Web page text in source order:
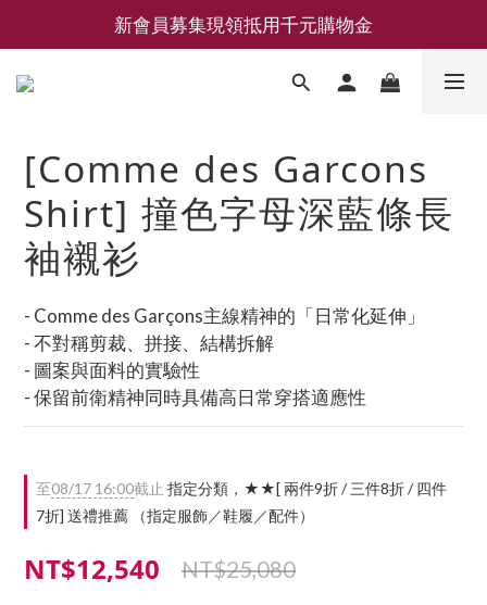
新會員募集現領抵用千元購物金
新會員募集現領抵用千元購物金
LEMAIRE 經典可頌包 NEW ARRIVAL
新會員募集現領抵用千元購物金
[Comme des Garcons
Shirt] 撞色字母深藍條長
袖襯衫
- Comme des Garçons主線精神的「日常化延伸」
- 不對稱剪裁、拼接、結構拆解
- 圖案與面料的實驗性
- 保留前衛精神同時具備高日常穿搭適應性
至08/17 16:00截止 指定分類，★★[ 兩件9折 / 三件8折 / 四件
7折] 送禮推薦 （指定服飾／鞋履／配件）
NT$12,540 NT$25,080